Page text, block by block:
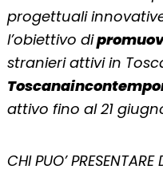
progettuali
l’obiettivo di
stranieri attivi in
attivo fino al 21
CHI PUO’